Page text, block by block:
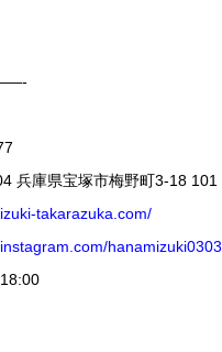
兵庫県宝塚市梅野町3-18 101
takarazuka.com/
hanamizuki0303